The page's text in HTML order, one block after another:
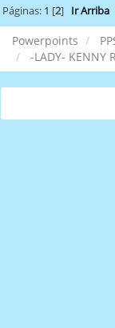
Páginas: 1 [2] Ir Arriba
Powerpoints
-LADY- KENNY